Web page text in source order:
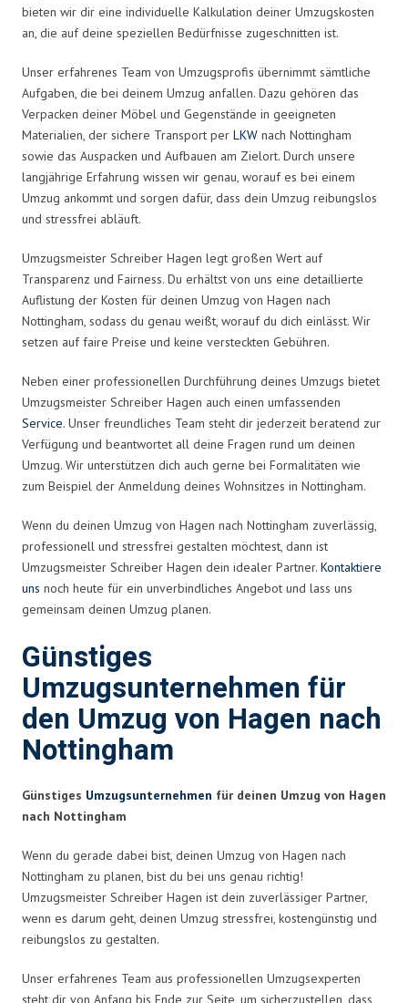
bieten wir dir eine individuelle Kalkulation deiner Umzugskosten
an, die auf deine speziellen Bedürfnisse zugeschnitten ist.
Unser erfahrenes Team von Umzugsprofis übernimmt sämtliche
Aufgaben, die bei deinem Umzug anfallen. Dazu gehören das
Verpacken deiner Möbel und Gegenstände in geeigneten
Materialien, der sichere Transport per LKW nach Nottingham
sowie das Auspacken und Aufbauen am Zielort. Durch unsere
langjährige Erfahrung wissen wir genau, worauf es bei einem
Umzug ankommt und sorgen dafür, dass dein Umzug reibungslos
und stressfrei abläuft.
Umzugsmeister Schreiber Hagen legt großen Wert auf
Transparenz und Fairness. Du erhältst von uns eine detaillierte
Auflistung der Kosten für deinen Umzug von Hagen nach
Nottingham, sodass du genau weißt, worauf du dich einlässt. Wir
setzen auf faire Preise und keine versteckten Gebühren.
Neben einer professionellen Durchführung deines Umzugs bietet
Umzugsmeister Schreiber Hagen auch einen umfassenden
Service. Unser freundliches Team steht dir jederzeit beratend zur
Verfügung und beantwortet all deine Fragen rund um deinen
Umzug. Wir unterstützen dich auch gerne bei Formalitäten wie
zum Beispiel der Anmeldung deines Wohnsitzes in Nottingham.
Wenn du deinen Umzug von Hagen nach Nottingham zuverlässig,
professionell und stressfrei gestalten möchtest, dann ist
Umzugsmeister Schreiber Hagen dein idealer Partner. Kontaktiere
uns noch heute für ein unverbindliches Angebot und lass uns
gemeinsam deinen Umzug planen.
Günstiges
Umzugsunternehmen für
den Umzug von Hagen nach
Nottingham
Günstiges Umzugsunternehmen für deinen Umzug von Hagen
nach Nottingham
Wenn du gerade dabei bist, deinen Umzug von Hagen nach
Nottingham zu planen, bist du bei uns genau richtig!
Umzugsmeister Schreiber Hagen ist dein zuverlässiger Partner,
wenn es darum geht, deinen Umzug stressfrei, kostengünstig und
reibungslos zu gestalten.
Unser erfahrenes Team aus professionellen Umzugsexperten
steht dir von Anfang bis Ende zur Seite, um sicherzustellen, dass